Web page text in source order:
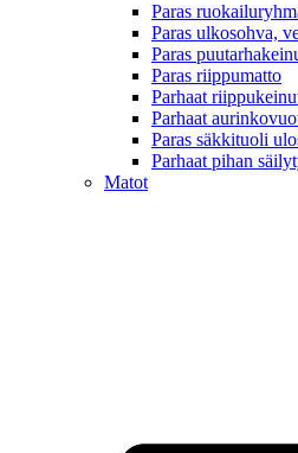
Paras
Paras ulkosohva,
Paras
Paras riippumatto
Parhaat
Parhaat
Paras säkkituoli
Parhaat pihan
Matot